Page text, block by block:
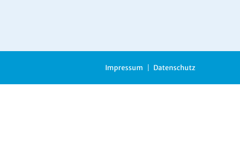
Impressum Datenschutz